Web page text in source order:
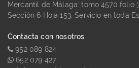
Mercantil de Málaga: tomo 4570 folio
Sección 6 Hoja 153. Servicio en toda
Contacta con nosotros
952 089 824
652 079 427